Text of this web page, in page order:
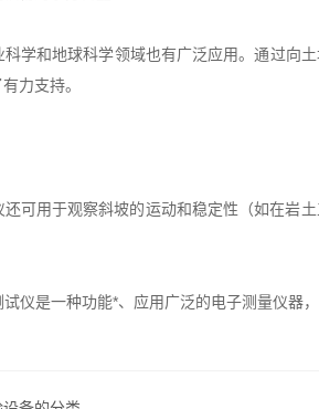
学和地球科学领域也有广泛应用。通过向
力支持。
还可用于观察斜坡的运动和稳定性（如在岩
仪是一种功能*、应用广泛的电子测量仪器